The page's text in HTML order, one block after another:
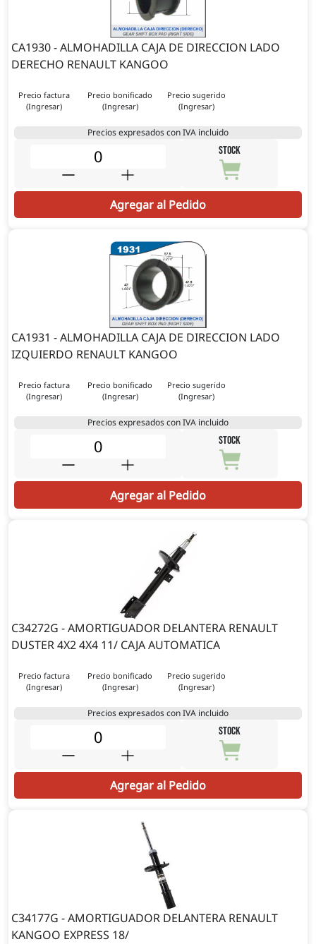
CA1930 - ALMOHADILLA CAJA DE DIRECCION LADO
DERECHO RENAULT KANGOO
Precio factura
(Ingresar)
Precio bonificado
(Ingresar)
Precio sugerido
(Ingresar)
Precios expresados con IVA incluido
STOCK
Agregar al Pedido
CA1931 - ALMOHADILLA CAJA DE DIRECCION LADO
IZQUIERDO RENAULT KANGOO
Precio factura
(Ingresar)
Precio bonificado
(Ingresar)
Precio sugerido
(Ingresar)
Precios expresados con IVA incluido
STOCK
Agregar al Pedido
C34272G - AMORTIGUADOR DELANTERA RENAULT
DUSTER 4X2 4X4 11/ CAJA AUTOMATICA
Precio factura
(Ingresar)
Precio bonificado
(Ingresar)
Precio sugerido
(Ingresar)
Precios expresados con IVA incluido
STOCK
Agregar al Pedido
C34177G - AMORTIGUADOR DELANTERA RENAULT
KANGOO EXPRESS 18/